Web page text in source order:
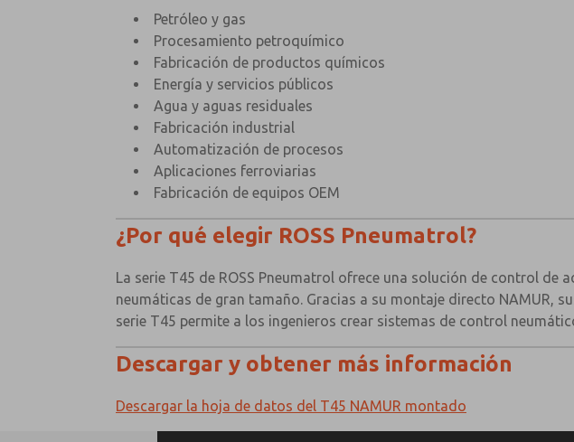
Petróleo y gas
Procesamiento petroquímico
Fabricación de productos químicos
Energía y servicios públicos
Agua y aguas residuales
Fabricación industrial
Automatización de procesos
Aplicaciones ferroviarias
Fabricación de equipos OEM
¿Por qué elegir ROSS Pneumatrol?
La serie T45 de ROSS Pneumatrol ofrece una solución de control
neumáticas de gran tamaño. Gracias a su montaje directo NAMUR,
serie T45 permite a los ingenieros crear sistemas de control
Descargar y obtener más información
Descargar la hoja de datos del T45 NAMUR montado